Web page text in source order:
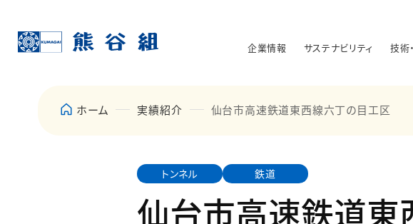
企業情報 サステナビリティ 技術
ホーム 実績紹介 仙台市高速鉄道東西線六丁の目工区
トンネル 鉄道
仙台市高速鉄道